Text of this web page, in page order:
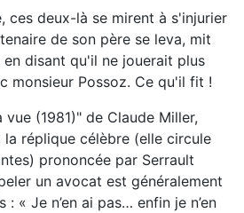
ces deux-là se mirent à s'injurier
de son père se leva, mit
disant qu'il ne jouerait plus
monsieur Possoz. Ce qu'il fit !
(1981)" de Claude Miller,
la réplique célèbre (elle circule
prononcée par Serrault
un avocat est généralement
« Je n’en ai pas… enfin je n’en